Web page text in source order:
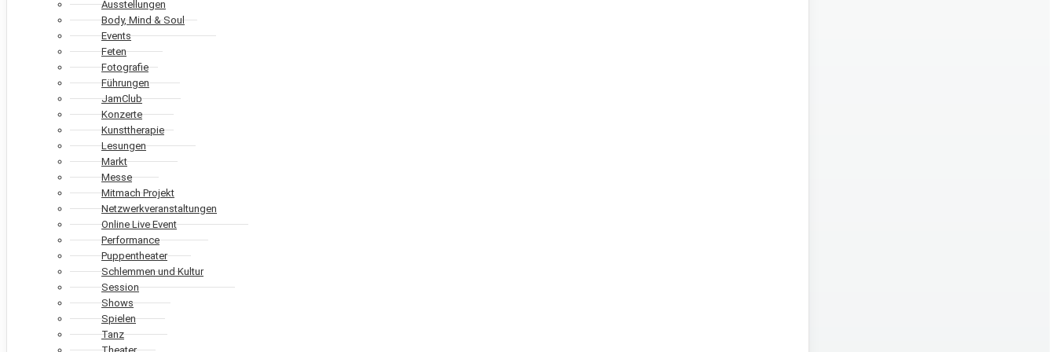
Ausstellungen
Body, Mind & Soul
Events
Feten
Fotografie
Führungen
JamClub
Konzerte
Kunsttherapie
Lesungen
Markt
Messe
Mitmach Projekt
Netzwerkveranstaltungen
Online Live Event
Performance
Puppentheater
Schlemmen und Kultur
Session
Shows
Spielen
Tanz